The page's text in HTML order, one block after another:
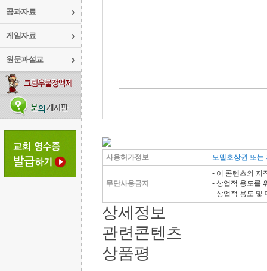
공과자료
게임자료
원문과설교
사용허가정보 모델초상권 또는
무단사용금지
- 이 콘텐츠의 저
- 상업적 용도를
- 상업적 용도 및
상세정보
관련콘텐츠
상품평